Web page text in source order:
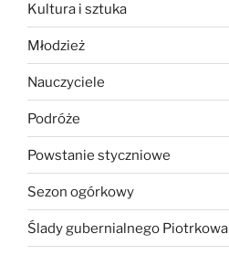
Kultura i sztuka
Młodzież
Nauczyciele
Podróże
Powstanie styczniowe
Sezon ogórkowy
Ślady gubernialnego Piotrkowa